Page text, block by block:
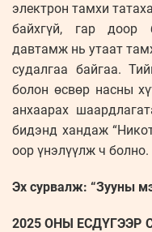
электрон тамхи
байхгүй, гар доор
давтамж нь утаат
судалгаа байгаа.
болон өсвөр насны
анхаарах
бидэнд хандаж
оор үнэлүүлж ч болно.
Эх сурвалж: “Зууны
2025 ОНЫ ЕСДҮГЭЭР